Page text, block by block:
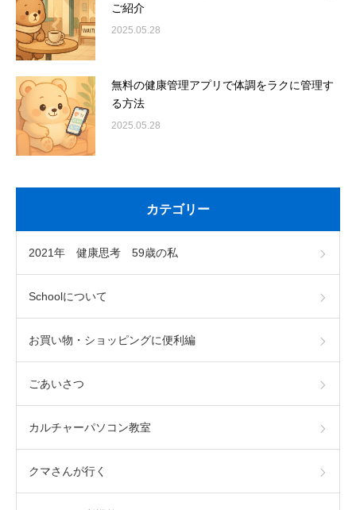
ご紹介
2025.05.28
無料の健康管理アプリで体調をラクに管理す
る方法
2025.05.28
カテゴリー
2021年 健康思考 59歳の私
Schoolについて
お買い物・ショッピングに便利編
ごあいさつ
カルチャーパソコン教室
クマさんが行く